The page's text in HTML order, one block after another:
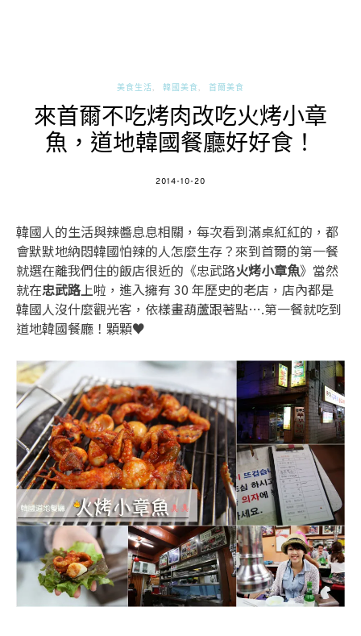
美食生活 韓國美食 首爾美食
來首爾不吃烤肉改吃火烤小章
魚，道地韓國餐廳好好食！
POSTED
2014-10-20
韓國人的生活與辣醬息息相關，每次看到滿桌紅紅的，都
會默默地納悶韓國怕辣的人怎麼生存？來到首爾的第一餐
就選在離我們住的飯店很近的《忠武路火烤小章魚》當然
就在忠武路上啦，進入擁有 30 年歷史的老店，店內都是
韓國人沒什麼觀光客，依樣畫葫蘆跟著點….第一餐就吃到
道地韓國餐廳！顆顆♥